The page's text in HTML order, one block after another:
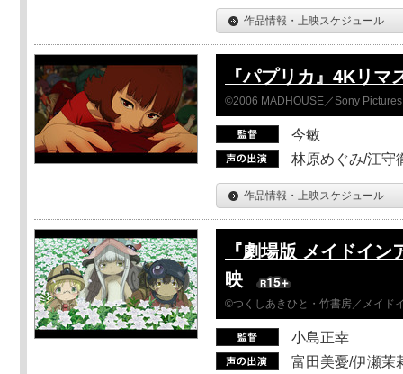
作品情報・上映スケジュール
『パプリカ』4Kリマ
©2006 MADHOUSE／Sony
今敏
林原めぐみ/江守
作品情報・上映スケジュール
『劇場版 メイドイ
映
©つくしあきひと・竹書房／メイド
小島正幸
富田美憂/伊瀬茉